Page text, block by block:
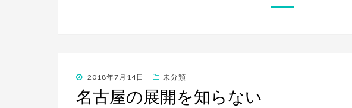
投
稿
日:
2018年7月14日 未分類
名古屋の展開を知らない